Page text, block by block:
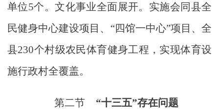
单位5个。文化事业全面展开。实施会同县全
民健身中心建设项目、“四馆一中心”项目、全
县230个村级农民体育健身工程，实现体育设
施行政村全覆盖。
第二节 “十三五”存在问题